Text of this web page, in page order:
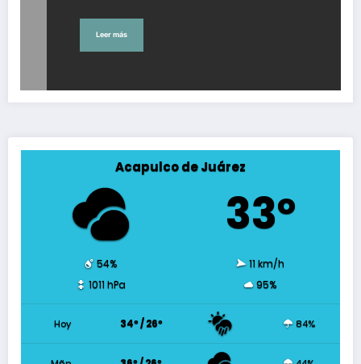
Leer más
Acapulco de Juárez
33º
54%
11 km/h
1011 hPa
95%
Hoy 34º / 26º 84%